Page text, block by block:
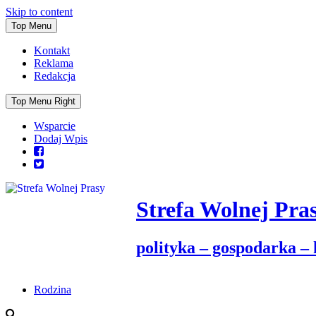
Skip to content
Top Menu
Kontakt
Reklama
Redakcja
Top Menu Right
Wsparcie
Dodaj Wpis
Strefa Wolnej
polityka – gospodarka
Rodzina